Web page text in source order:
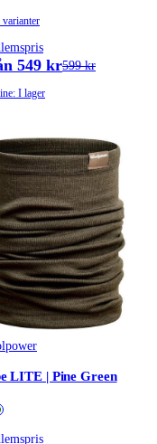
varianter
549 kr599 kr
I lager
LITE | Pine Green